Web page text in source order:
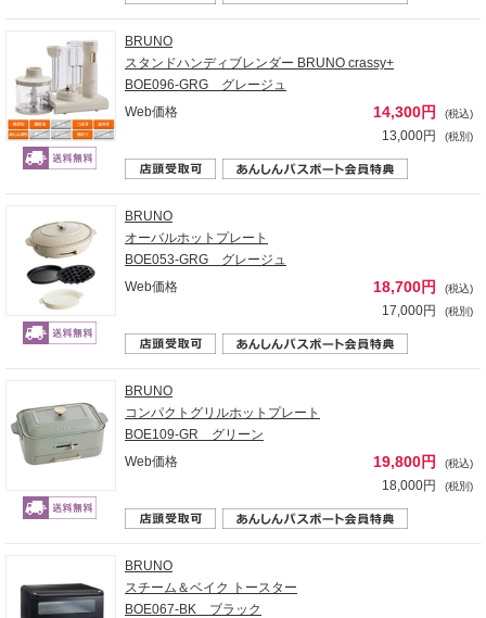
BRUNO
スタンドハンディブレンダー BRUNO crassy+
BOE096-GRG グレージュ
Web価格
14,300円 (税込)
13,000円 (税別)
BRUNO
オーバルホットプレート
BOE053-GRG グレージュ
Web価格
18,700円 (税込)
17,000円 (税別)
BRUNO
コンパクトグリルホットプレート
BOE109-GR グリーン
Web価格
19,800円 (税込)
18,000円 (税別)
BRUNO
スチーム＆ベイク トースター
BOE067-BK ブラック